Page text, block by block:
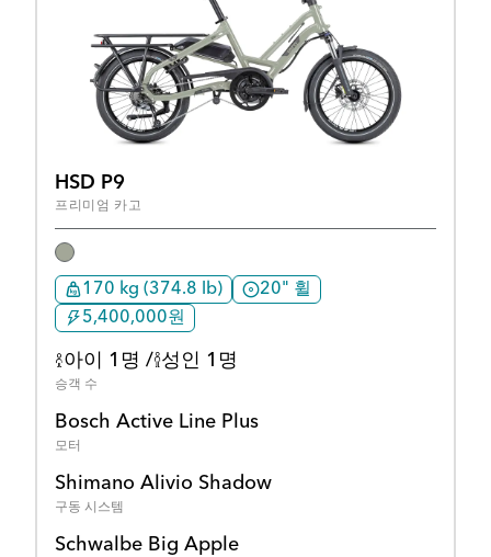
HSD P9
프리미엄 카고
170 kg (374.8 lb)
20" 휠
5,400,000원
아이 1명 / 성인 1명
승객 수
Bosch Active Line Plus
모터
Shimano Alivio Shadow
구동 시스템
Schwalbe Big Apple